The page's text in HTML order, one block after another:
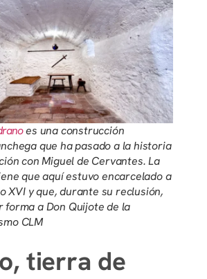
es una construcción
que ha pasado a la historia
con Miguel de Cervantes. La
que aquí estuvo encarcelado a
XVI y que, durante su reclusión,
forma a Don Quijote de la
CLM
tierra de